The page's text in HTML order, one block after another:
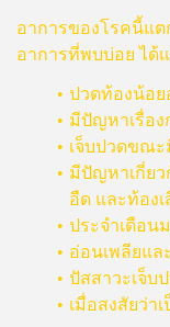
อาการของโรคนี้แ
อาการที่พบบ่อย ได้
ปวดท้องน้อย
มีปัญหาเรื่อง
เจ็บปวดขณ
มีปัญหาเกี่ยว
อืด และท้องเ
ประจำเดือน
อ่อนเพลียแล
ปัสสาวะเจ็บ
เมื่อสงสัยว่า